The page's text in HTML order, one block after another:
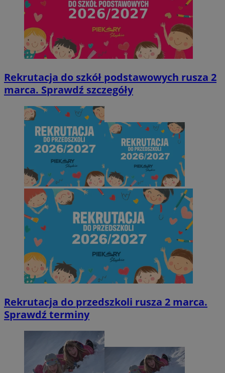
Rekrutacja do szkół podstawowych rusza 2
marca. Sprawdź szczegóły
Rekrutacja do przedszkoli rusza 2 marca.
Sprawdź terminy